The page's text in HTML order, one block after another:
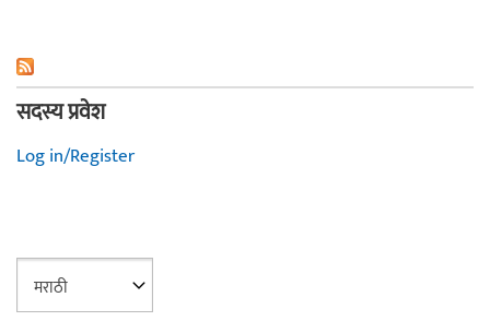
सदस्य प्रवेश
Log in/Register